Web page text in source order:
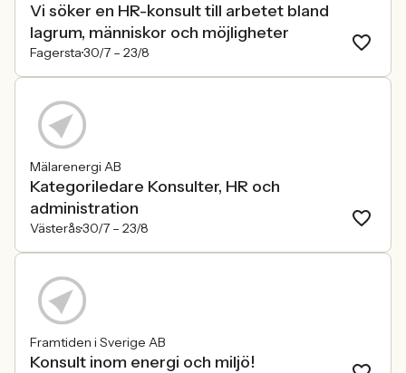
Vi söker en HR-konsult till arbetet bland
lagrum, människor och möjligheter
Fagersta30/7 – 23/8
Mälarenergi AB
Kategoriledare Konsulter, HR och
administration
Västerås30/7 – 23/8
Framtiden i Sverige AB
Konsult inom energi och miljö!